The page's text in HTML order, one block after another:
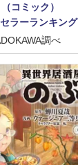
コミック）
ラーランキング
調べ